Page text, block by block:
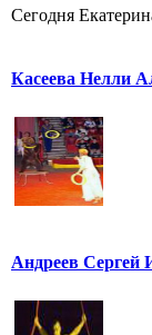
Сегодня
Касеева Нелли
Андреев Сергей